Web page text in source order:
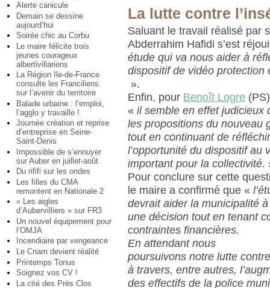
Alerte canicule
Demain se dessine
aujourd’hui
Soirée chic au Corbu
Le maire félicite trois
jeunes courageux
albertivillariens
La Région Ile-de-France
consulte les Franciliens
sur l’avenir du territoire
Balade urbaine : l’emploi,
l’agglo y travaille !
Journée création et reprise
d’entreprise en Seine-
Saint-Denis
Impossible de s’ennuyer
sur Auber en juillet-août
Du rififi sur les ondes
Les filles du CMA
remontent en Nationale 2
« Les aigles
d’Aubervilliers » sur FR3
Un nouvel équipement pour
l’OMJA
Incendiaire par vengeance
Le Cnam devient réalité
Printemps Tonus
Soignez vos CV !
La cité des Prés Clos
La lutte contre
Saluant le travail réalisé par
Abderrahim Hafidi s’est
étude qui va nous aider à
dispositif de vidéo protection
».
Enfin, pour Benoît Logre
«il semble en effet judicieux
les propositions du nouveau
tout en continuant de
l’opportunité du dispositif au
important pour la collectivité.
Pour conclure sur cette
le maire a confirmé que «
devrait aider la municipalité
une décision tout en tenant
contraintes financières.
En attendant nous
poursuivons notre lutte
à travers, entre autres,
des effectifs de la police